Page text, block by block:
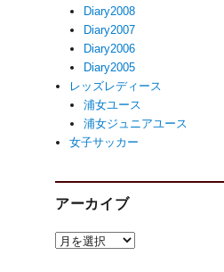
Diary2008
Diary2007
Diary2006
Diary2005
レッズレディース
浦女ユース
浦女ジュニアユース
女子サッカー
アーカイブ
ア